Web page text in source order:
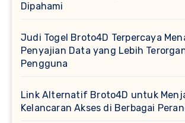
Dipahami
Judi Togel Broto4D Terpercaya
Penyajian Data yang Lebih
Pengguna
Link Alternatif Broto4D untuk
Kelancaran Akses di Berbagai